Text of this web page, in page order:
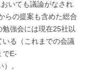
いても議論がなされ
らの提案も含めた総合
強会には現在25社以
る（これまでの会議
でE-
。